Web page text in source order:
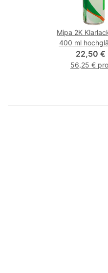
Mipa 2K
400 ml
inkl.
22,50 €
56,25 €